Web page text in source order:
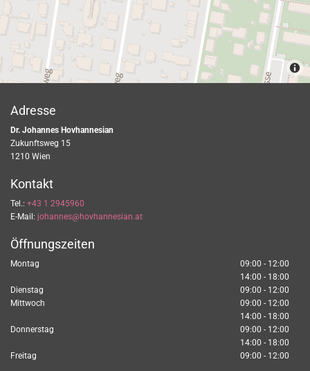
Adresse
Dr. Johannes Hovhannesian
Zukunftsweg 15
1210 Wien
Kontakt
Tel.: +43 1 2945960
E-Mail: johannes@hovhannesian.at
Öffnungszeiten
Montag
09:00 - 12:00
14:00 - 18:00
Dienstag
09:00 - 12:00
Mittwoch
09:00 - 12:00
14:00 - 18:00
Donnerstag
09:00 - 12:00
14:00 - 18:00
Freitag
09:00 - 12:00